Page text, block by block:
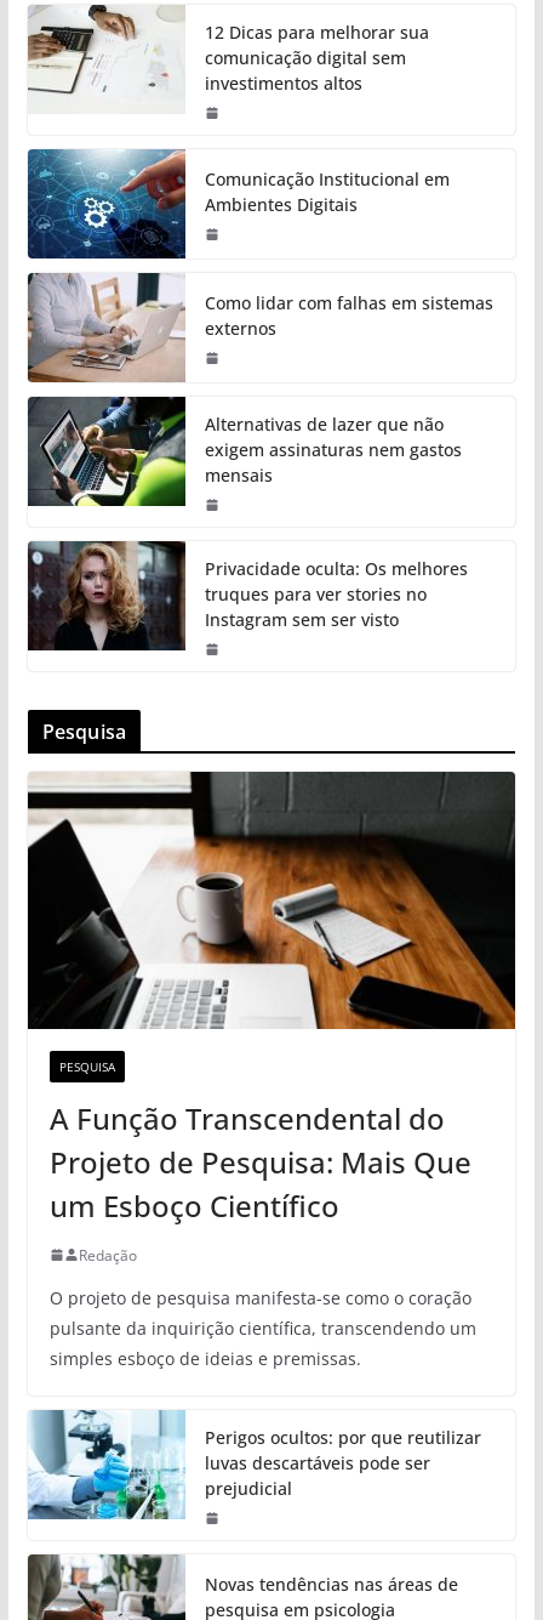
12 Dicas para melhorar sua
comunicação digital sem
investimentos altos
Comunicação Institucional em
Ambientes Digitais
Como lidar com falhas em sistemas
externos
Alternativas de lazer que não
exigem assinaturas nem gastos
mensais
Privacidade oculta: Os melhores
truques para ver stories no
Instagram sem ser visto
Pesquisa
PESQUISA
A Função Transcendental do
Projeto de Pesquisa: Mais Que
um Esboço Científico
Redação
O projeto de pesquisa manifesta-se como o coração
pulsante da inquirição científica, transcendendo um
simples esboço de ideias e premissas.
Perigos ocultos: por que reutilizar
luvas descartáveis pode ser
prejudicial
Novas tendências nas áreas de
pesquisa em psicologia